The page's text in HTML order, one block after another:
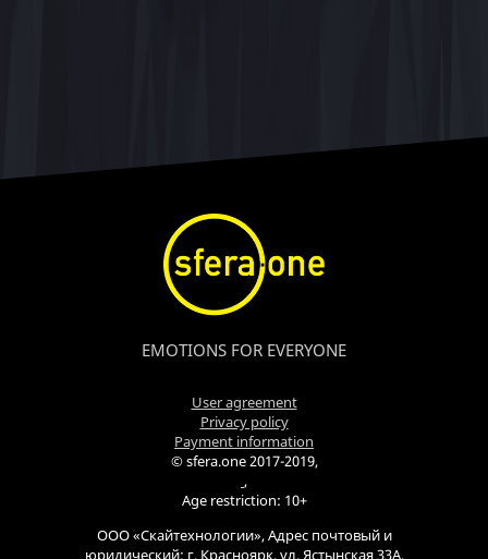
EMOTIONS FOR EVERYONE
User agreement
Privacy policy
Payment information
© sfera.one 2017-2019,
,
Age restriction: 10+
ООО «Скайтехнологии», Адрес почтовый и
юридический: г. Красноярк, ул. Ястынская 33А,